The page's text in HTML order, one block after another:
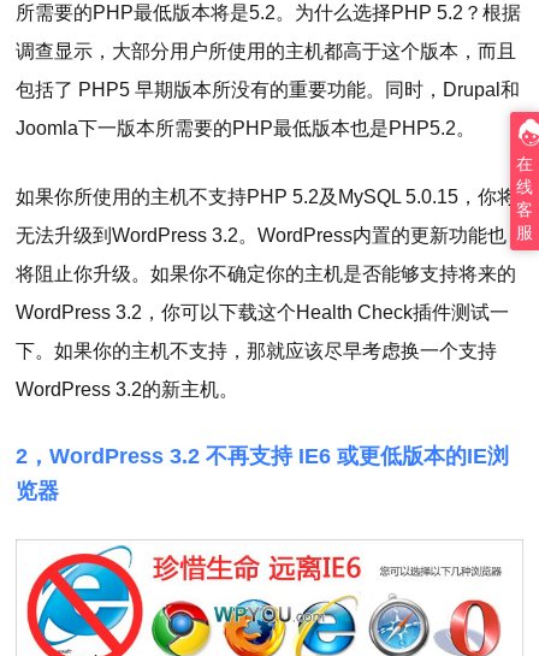
所需要的PHP最低版本将是5.2。为什么选择PHP 5.2？根据
调查显示，大部分用户所使用的主机都高于这个版本，而且
包括了 PHP5 早期版本所没有的重要功能。同时，Drupal和
Joomla下一版本所需要的PHP最低版本也是PHP5.2。
如果你所使用的主机不支持PHP 5.2及MySQL 5.0.15，你将
无法升级到WordPress 3.2。WordPress内置的更新功能也
将阻止你升级。如果你不确定你的主机是否能够支持将来的
WordPress 3.2，你可以下载这个Health Check插件测试一
下。如果你的主机不支持，那就应该尽早考虑换一个支持
WordPress 3.2的新主机。
2，WordPress 3.2 不再支持 IE6 或更低版本的IE浏
览器
在
线
客
服